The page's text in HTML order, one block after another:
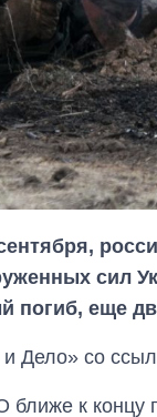
сил
погиб, еще
Дело» со
к концу